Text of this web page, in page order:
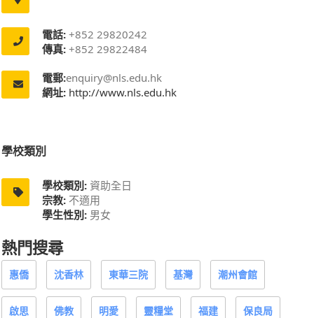
電話: +852 29820242
傳真: +852 29822484
電郵:enquiry@nls.edu.hk
網址: http://www.nls.edu.hk
學校類別
學校類別: 資助全日
宗教: 不適用
學生性別: 男女
熱門搜尋
惠僑 沈香林 東華三院 基灣 潮州會館
啟思 佛教 明愛 靈糧堂 福建 保良局